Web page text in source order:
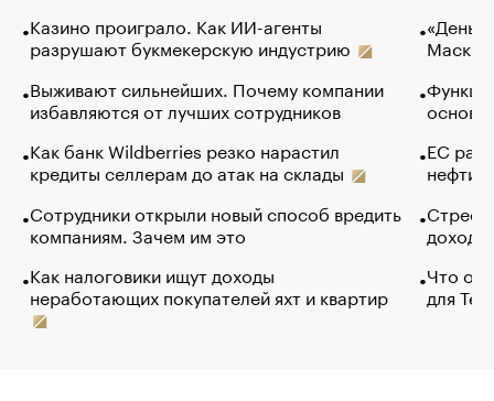
Казино проиграло. Как ИИ-агенты
разрушают букмекерскую индустрию
Выживают сильнейших. Почему компании
избавляются от лучших сотрудников
Как банк Wildberries резко нарастил
кредиты селлерам до атак на склады
Сотрудники открыли новый способ вредить
компаниям. Зачем им это
Как налоговики ищут доходы
неработающих покупателей яхт и квартир
Маск в
основ
ЕС
нефти
Что
для